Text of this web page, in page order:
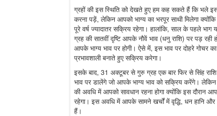
ग्रहों की इस स्थिति को देखते हुए हम कह सकते हैं कि भले
करना पड़ें, लेकिन आपको भाग्य का भरपूर साथी मिलेगा क्योंकि
पूरे वर्ष ज्यादातर सक्रिय रहेगा। हालांकि, साल के पहले
ग्रह की सातवीं दृष्टि आपके नौवें भाव (धनु राशि) पर पड़ रही
आपके भाग्य भाव पर होगी। ऐसे में, इस भाव पर दोहरे गोचर
प्रभावशाली बनाते हुए सक्रिय करेगा।
इसके बाद, 31 अक्टूबर से गुरु ग्रह एक बार फिर से सिंह
भाव पर डालेंगे जो आपके भाग्य भाव को सक्रिय करेंगे।
की अवधि में आपको सावधान रहना होगा क्योंकि इस दौरान
रहेगा। इस अवधि में आपके सामने खर्चों में वृद्धि, धन हानि
हैं।